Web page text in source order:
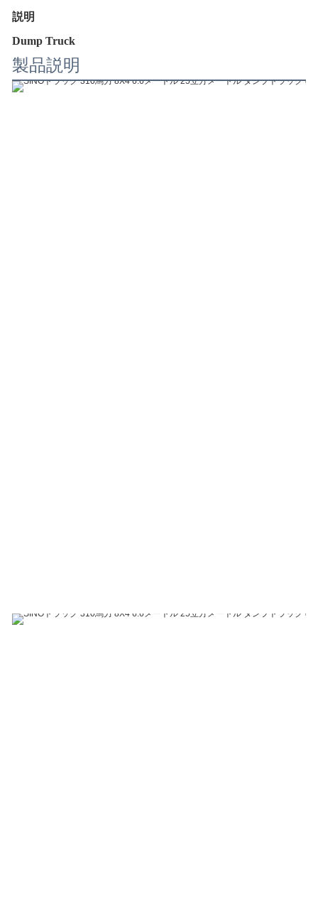
説明
Dump Truck
製品説明